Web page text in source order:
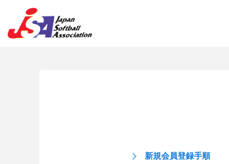
keyboard_arrow_right 新規会員登録手順